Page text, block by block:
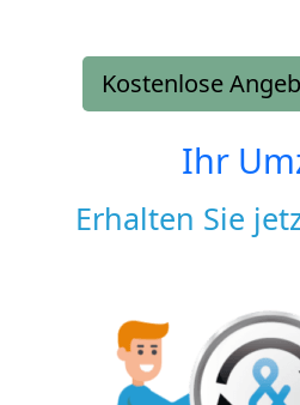
Kostenlose
Ihr
Erhalten Sie